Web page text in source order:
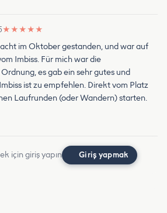
★ ★ ★ ★ ★
im Oktober gestanden, und war auf
Imbiss. Für mich war die
es gab ein sehr gutes und
ist zu empfehlen. Direkt vom Platz
Laufrunden (oder Wandern) starten.
için giriş yapın Giriş yapmak